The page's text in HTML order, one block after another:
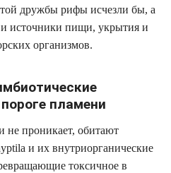
дружбы рифы исчезли бы, а
источники пищи, укрытия и
организмов.
пламени
не проникает, обитают
и их внутриорганические
токсичное в